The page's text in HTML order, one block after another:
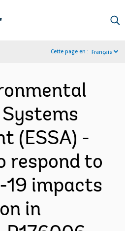
Cette page en : Français
(ESSA) -
respond to
19 impacts
in